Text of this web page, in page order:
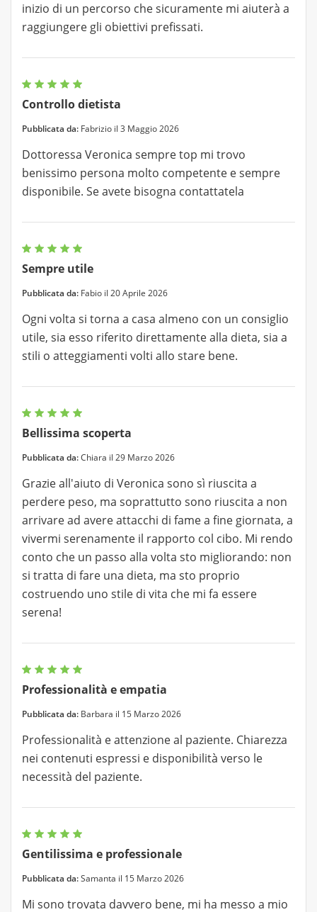
inizio di un percorso che sicuramente mi aiuterà a
raggiungere gli obiettivi prefissati.
Controllo dietista
Pubblicata da: Fabrizio il 3 Maggio 2026
Dottoressa Veronica sempre top mi trovo
benissimo persona molto competente e sempre
disponibile. Se avete bisogna contattatela
Sempre utile
Pubblicata da: Fabio il 20 Aprile 2026
Ogni volta si torna a casa almeno con un consiglio
utile, sia esso riferito direttamente alla dieta, sia a
stili o atteggiamenti volti allo stare bene.
Bellissima scoperta
Pubblicata da:Chiara il 29 Marzo 2026
Grazie all'aiuto di Veronica sono sì riuscita a
perdere peso, ma soprattutto sono riuscita a non
arrivare ad avere attacchi di fame a fine giornata, a
vivermi serenamente il rapporto col cibo. Mi rendo
conto che un passo alla volta sto migliorando: non
si tratta di fare una dieta, ma sto proprio
costruendo uno stile di vita che mi fa essere
serena!
Professionalità e empatia
Pubblicata da: Barbara il 15 Marzo 2026
Professionalità e attenzione al paziente. Chiarezza
nei contenuti espressi e disponibilità verso le
necessità del paziente.
Gentilissima e professionale
Pubblicata da:Samanta il 15 Marzo 2026
Mi sono trovata davvero bene, mi ha messo a mio